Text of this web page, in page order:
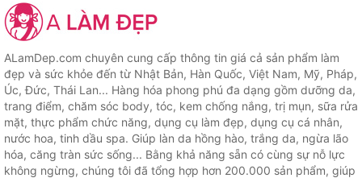
ALamDep.com chuyên cung cấp thông tin giá cả sản phẩm làm
đẹp và sức khỏe đến từ Nhật Bản, Hàn Quốc, Việt Nam, Mỹ, Pháp,
Úc, Đức, Thái Lan... Hàng hóa phong phú đa dạng gồm dưỡng da,
trang điểm, chăm sóc body, tóc, kem chống nắng, trị mụn, sữa rửa
mặt, thực phẩm chức năng, dụng cụ làm đẹp, dụng cụ cá nhân,
nước hoa, tinh dầu spa. Giúp làn da hồng hào, trắng da, ngừa lão
hóa, căng tràn sức sống... Bằng khả năng sẵn có cùng sự nỗ lực
không ngừng, chúng tôi đã tổng hợp hơn 200.000 sản phẩm, giúp